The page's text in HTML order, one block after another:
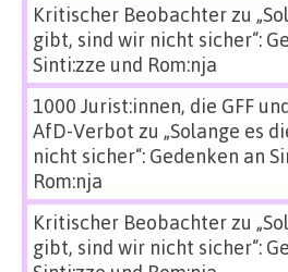
Kritischer Beobachterzu
gibt, sind wir nicht sicher“:
Sinti:zze und Rom:nja
1000 Jurist:innen, die GFF
AfD-Verbot zu „Solange es
nicht sicher“: Gedenken an
Rom:nja
Kritischer Beobachterzu
gibt, sind wir nicht sicher“: